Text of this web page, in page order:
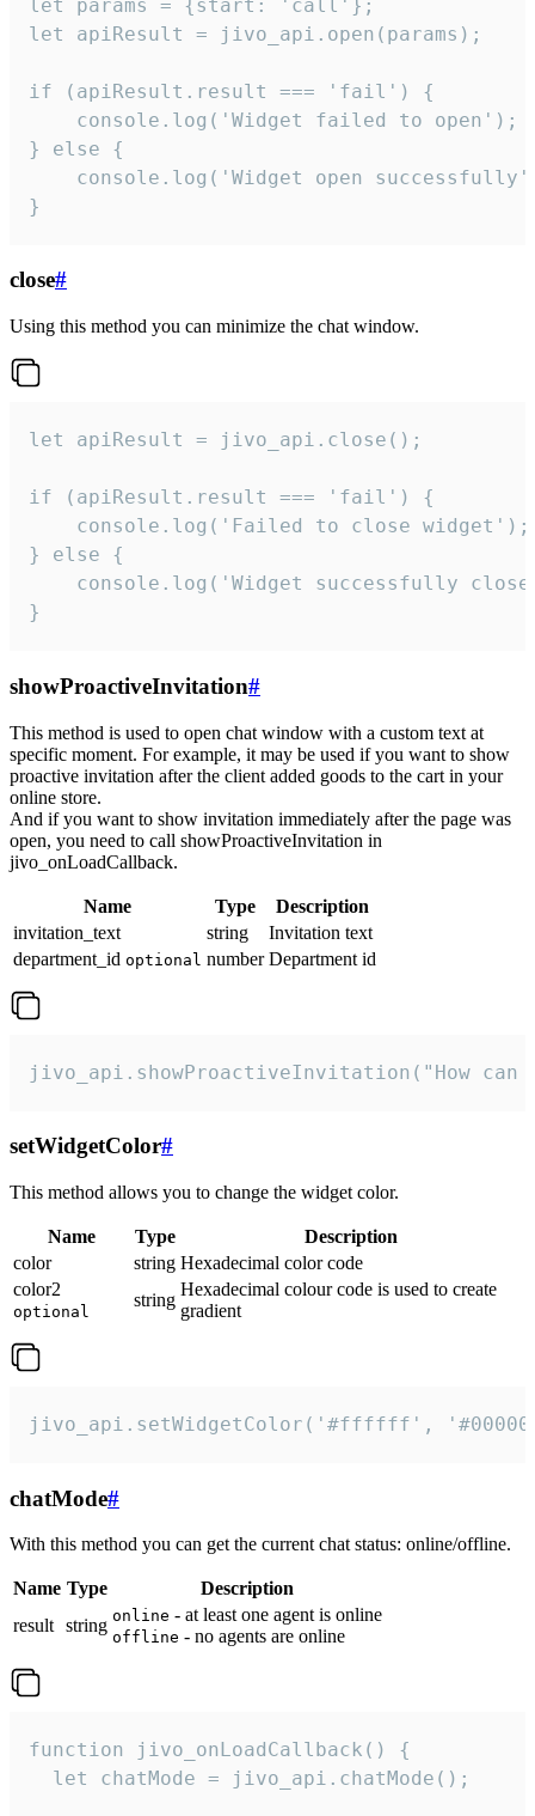
let params = {start: 'call'};
let apiResult = jivo_api.open(params);
if (apiResult.result === 'fail') {
    console.log('Widget failed to open');
} else {
console.log('Widget open
}
close#
Using this method you can minimize the chat window.
let apiResult = jivo_api.close();
if (apiResult.result === 'fail') {
    console.log('Failed to close widget');
} else {
console.log('Widget successfully
}
showProactiveInvitation#
This method is used to open chat window with a custom text at
specific moment. For example, it may be used if you want to show
proactive invitation after the client added goods to the cart in your
online store.
And if you want to show invitation immediately after the page was
open, you need to call showProactiveInvitation in
jivo_onLoadCallback.
Name Type
Description
invitation_text
string
Invitation text
department_id optional number Department id
jivo_api.showProactiveInvitation("How
setWidgetColor#
This method allows you to change the widget color.
Name Type
Description
color
string Hexadecimal color code
color2
optional
string
Hexadecimal colour code is used to create
gradient
jivo_api.setWidgetColor('#ffffff',
chatMode#
With this method you can get the current chat status: online/offline.
Name Type
Description
result string online - at least one agent is online
offline - no agents are online
function jivo_onLoadCallback() {
  let chatMode = jivo_api.chatMode();